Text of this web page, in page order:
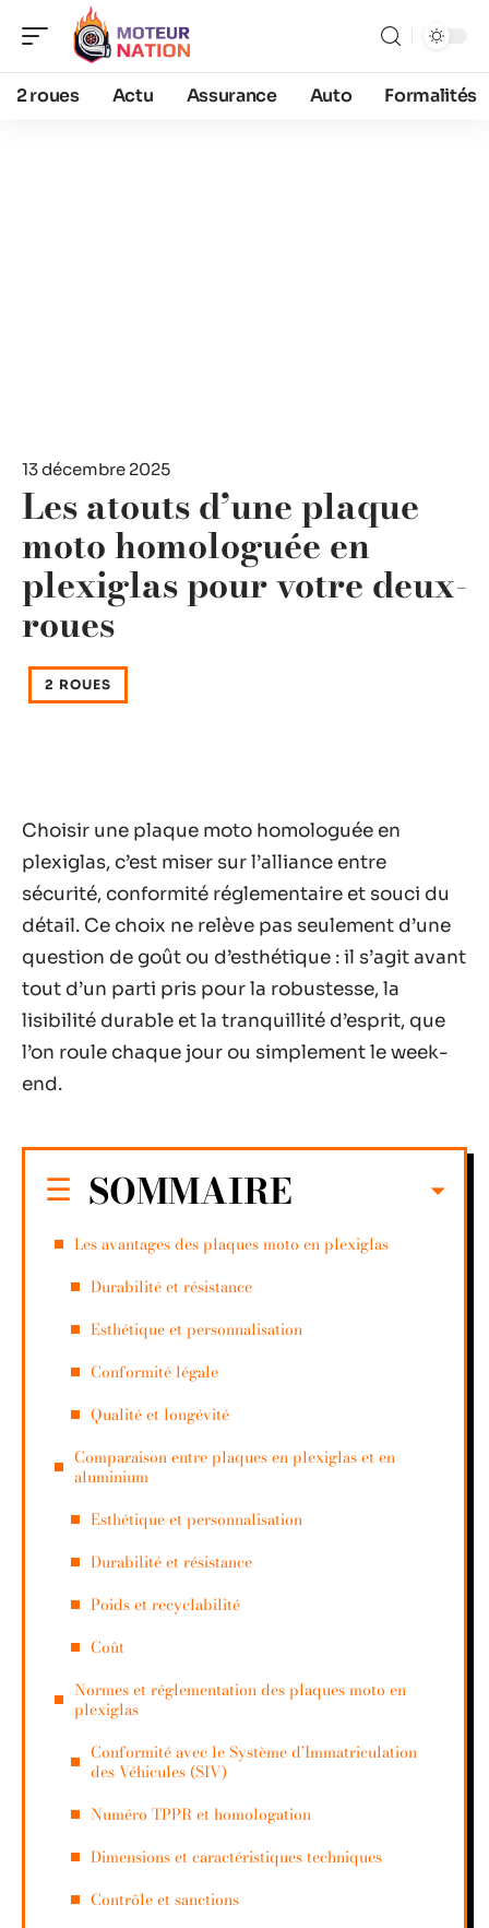
2 roues Actu Assurance Auto Formalités
13 décembre 2025
Les atouts d’une plaque
moto homologuée en
plexiglas pour votre deux-
roues
2 ROUES
Choisir une plaque moto homologuée en
plexiglas, c’est miser sur l’alliance entre
sécurité, conformité réglementaire et souci du
détail. Ce choix ne relève pas seulement d’une
question de goût ou d’esthétique : il s’agit avant
tout d’un parti pris pour la robustesse, la
lisibilité durable et la tranquillité d’esprit, que
l’on roule chaque jour ou simplement le week-
end.
SOMMAIRE
Les avantages des plaques moto en plexiglas
Durabilité et résistance
Esthétique et personnalisation
Conformité légale
Qualité et longévité
Comparaison entre plaques en plexiglas et en
aluminium
Esthétique et personnalisation
Durabilité et résistance
Poids et recyclabilité
Coût
Normes et réglementation des plaques moto en
plexiglas
Conformité avec le Système d’Immatriculation
des Véhicules (SIV)
Numéro TPPR et homologation
Dimensions et caractéristiques techniques
Contrôle et sanctions